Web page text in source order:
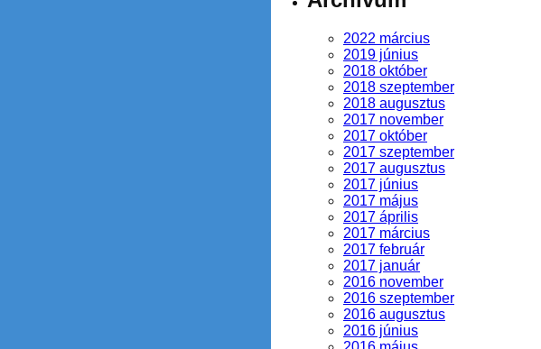
2022 március
2019 június
2018 október
2018 szeptember
2018 augusztus
2017 november
2017 október
2017 szeptember
2017 augusztus
2017 június
2017 május
2017 április
2017 március
2017 február
2017 január
2016 november
2016 szeptember
2016 augusztus
2016 június